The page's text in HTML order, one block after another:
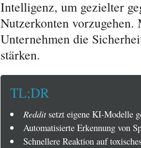
Intelligenz, um gezielter
Nutzerkonten
Unternehmen die
stärken.
TL;DR
Redditsetzt eigene KI-Modelle
Automatisierte Erkennung von
Schnellere Reaktion auf